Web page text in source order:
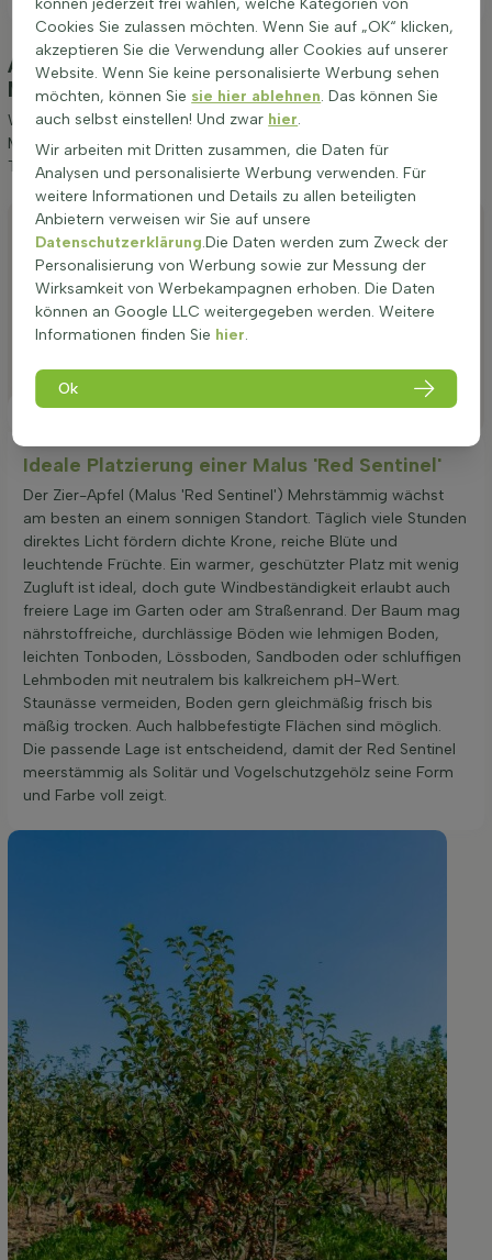
Anpflanzung und Pflege Malus 'Red Sentinel'
Mehrstämmig 150-175(Zier-Apfel)
Wir möchten Ihnen einige Tipps zur Anpflanzung und Pflege von
Malus 'Red Sentinel' Mehrstämmig 150-175 geben. Wenn Sie diese
Tipps befolgen, werden Sie lange Freude an Zier-Apfel haben.
Platzierung
Anpflanzen
Stutzen
Bewässerung
Düngen
Besonderheiten
Ideale Platzierung einer Malus 'Red Sentinel'
Der Zier-Apfel (Malus 'Red Sentinel') Mehrstämmig wächst
am besten an einem sonnigen Standort. Täglich viele Stunden
direktes Licht fördern dichte Krone, reiche Blüte und
leuchtende Früchte. Ein warmer, geschützter Platz mit wenig
Zugluft ist ideal, doch gute Windbeständigkeit erlaubt auch
freiere Lage im Garten oder am Straßenrand. Der Baum mag
nährstoffreiche, durchlässige Böden wie lehmigen Boden,
leichten Tonboden, Lössboden, Sandboden oder schluffigen
Lehmboden mit neutralem bis kalkreichem pH-Wert.
Staunässe vermeiden, Boden gern gleichmäßig frisch bis
mäßig trocken. Auch halbbefestigte Flächen sind möglich.
Die passende Lage ist entscheidend, damit der Red Sentinel
meerstämmig als Solitär und Vogelschutzgehölz seine Form
und Farbe voll zeigt.
Cookies Sie zulassen möchten. Wenn Sie auf „OK“ klicken,
akzeptieren Sie die Verwendung aller Cookies auf unserer
Website. Wenn Sie keine personalisierte Werbung sehen
möchten, können Sie sie hier ablehnen. Das können Sie
auch selbst einstellen! Und zwar hier.
Wir arbeiten mit Dritten zusammen, die Daten für
Analysen und personalisierte Werbung verwenden. Für
weitere Informationen und Details zu allen beteiligten
Anbietern verweisen wir Sie auf unsere
Datenschutzerklärung.Die Daten werden zum Zweck der
Personalisierung von Werbung sowie zur Messung der
Wirksamkeit von Werbekampagnen erhoben. Die Daten
können an Google LLC weitergegeben werden. Weitere
Informationen finden Sie hier.
Ok